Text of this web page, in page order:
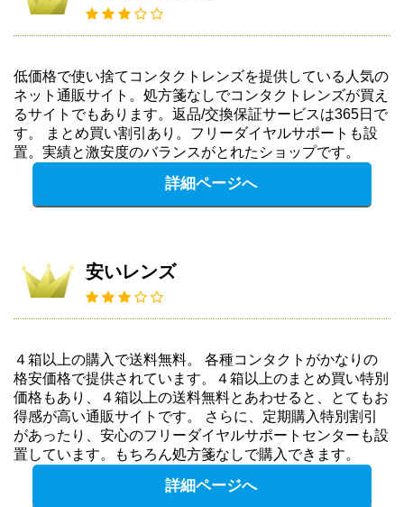
低価格で使い捨てコンタクトレンズを提供している人気の
ネット通販サイト。処方箋なしでコンタクトレンズが買え
るサイトでもあります。返品/交換保証サービスは365日で
す。 まとめ買い割引あり。フリーダイヤルサポートも設
置。実績と激安度のバランスがとれたショップです。
詳細ページへ
安いレンズ
４箱以上の購入で送料無料。 各種コンタクトがかなりの
格安価格で提供されています。４箱以上のまとめ買い特別
価格もあり、４箱以上の送料無料とあわせると、とてもお
得感が高い通販サイトです。 さらに、定期購入特別割引
があったり、安心のフリーダイヤルサポートセンターも設
置しています。もちろん処方箋なしで購入できます。
詳細ページへ